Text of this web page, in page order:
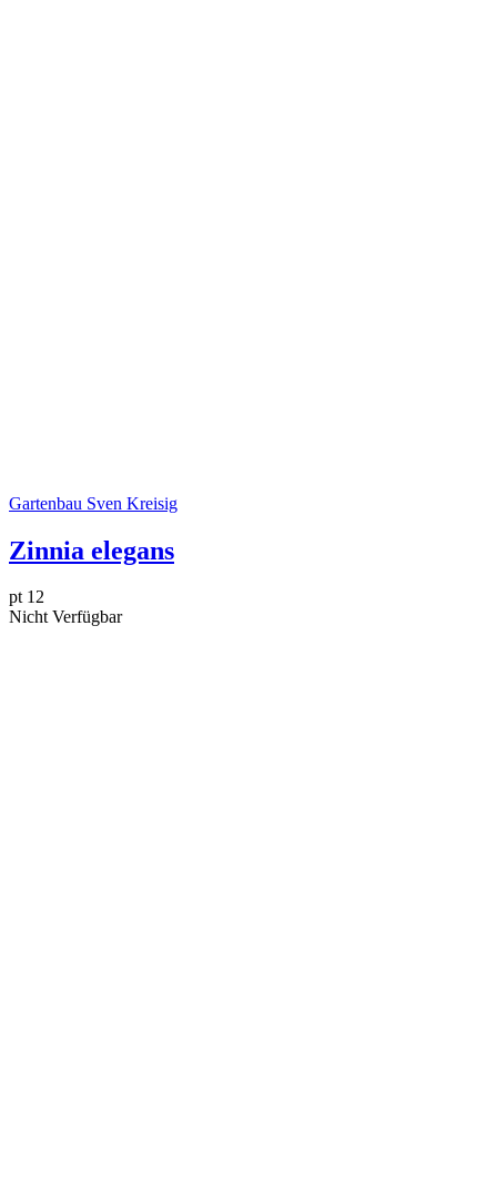
Gartenbau Sven Kreisig
Zinnia elegans
pt 12
Nicht Verfügbar